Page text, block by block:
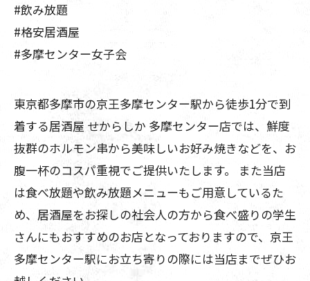
#飲み放題
#格安居酒屋
#多摩センター女子会
東京都多摩市の京王多摩センター駅から徒歩1分で到
着する居酒屋 せからしか 多摩センター店では、鮮度
抜群のホルモン串から美味しいお好み焼きなどを、お
腹一杯のコスパ重視でご提供いたします。 また当店
は食べ放題や飲み放題メニューもご用意しているた
め、居酒屋をお探しの社会人の方から食べ盛りの学生
さんにもおすすめのお店となっておりますので、京王
多摩センター駅にお立ち寄りの際には当店までぜひお